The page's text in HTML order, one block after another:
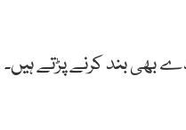
بند کرنے پڑتے ہیں۔